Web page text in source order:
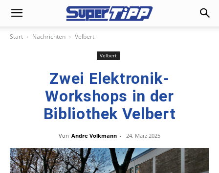
Start Nachrichten Velbert
Velbert
Zwei Elektronik-
Workshops in der
Bibliothek Velbert
Von Andre Volkmann - 24. März 2025